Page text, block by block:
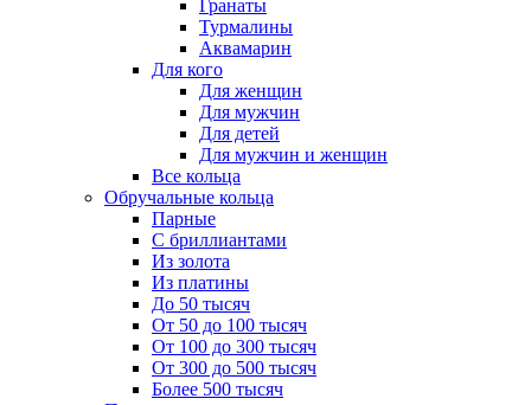
Гранаты
Турмалины
Аквамарин
Для кого
Для женщин
Для мужчин
Для детей
Для мужчин и женщин
Все кольца
Обручальные кольца
Парные
С бриллиантами
Из золота
Из платины
До 50 тысяч
От 50 до 100 тысяч
От 100 до 300 тысяч
От 300 до 500 тысяч
Более 500 тысяч